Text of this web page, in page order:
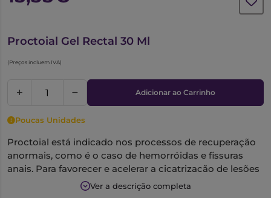
Proctoial Gel Rectal 30 Ml
(Preços incluem IVA)
Adicionar ao Carrinho
Poucas Unidades
Proctoial está indicado nos processos de recuperação
anormais, como é o caso de hemorróidas e fissuras
anais. Para favorecer e acelerar a cicatrização de lesões
pós-cirúrgicas de hemorróidas, fissuras anais. Proctite.
Ver a descrição completa